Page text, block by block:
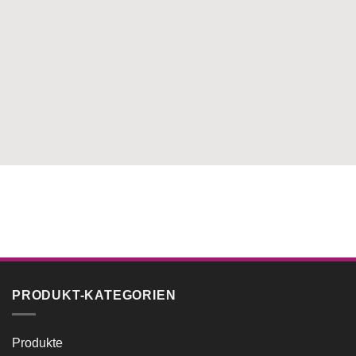
PRODUKT-KATEGORIEN
Produkte